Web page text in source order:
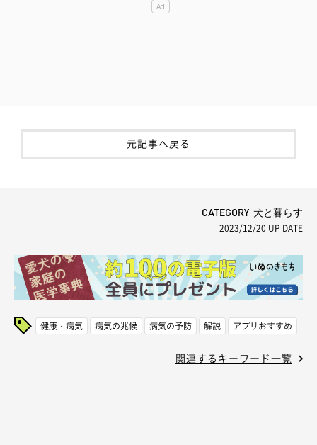
元記事へ戻る
CATEGORY 犬と暮らす
2023/12/20 UP DATE
健康・病気 病気の兆候 病気の予防 解説 アプリおすすめ
関連するキーワード一覧